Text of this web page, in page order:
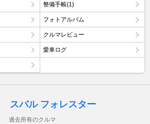
整備手帳(1)
フォトアルバム
クルマレビュー
愛車ログ
スバル フォレスター
過去所有のクルマ